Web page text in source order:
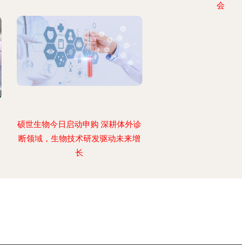
会
硕世生物今日启动申购 深耕体外诊
断领域，生物技术研发驱动未来增
长